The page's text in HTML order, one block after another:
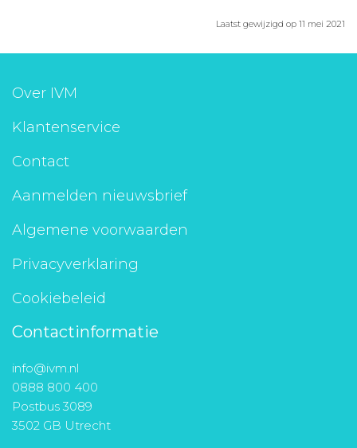
Laatst gewijzigd op 11 mei 2021
Over IVM
Klantenservice
Contact
Aanmelden nieuwsbrief
Algemene voorwaarden
Privacyverklaring
Cookiebeleid
Contactinformatie
info@ivm.nl
0888 800 400
Postbus 3089
3502 GB Utrecht